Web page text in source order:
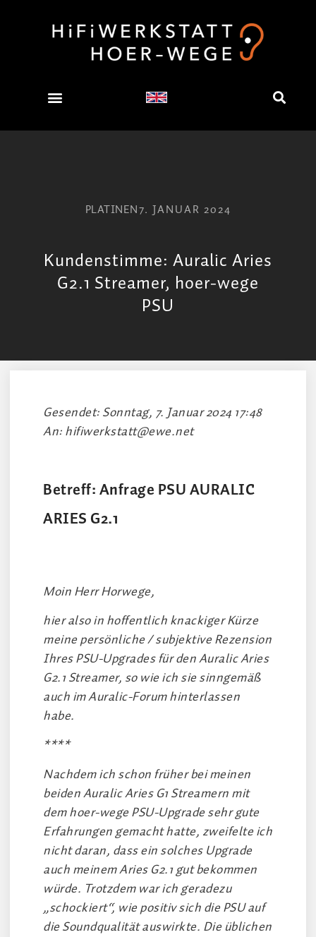
PLATINEN7. JANUAR 2024
Kundenstimme: Auralic Aries
G2.1 Streamer, hoer-wege
PSU
Gesendet: Sonntag, 7. Januar 2024 17:48
An: hifiwerkstatt@ewe.net
Betreff: Anfrage PSU AURALIC
ARIES G2.1
Moin Herr Horwege,
hier also in hoffentlich knackiger Kürze
meine persönliche / subjektive Rezension
Ihres PSU-Upgrades für den Auralic Aries
G2.1 Streamer, so wie ich sie sinngemäß
auch im Auralic-Forum hinterlassen
habe.
****
Nachdem ich schon früher bei meinen
beiden Auralic Aries G1 Streamern mit
dem hoer-wege PSU-Upgrade sehr gute
Erfahrungen gemacht hatte, zweifelte ich
nicht daran, dass ein solches Upgrade
auch meinem Aries G2.1 gut bekommen
würde. Trotzdem war ich geradezu
„schockiert“, wie positiv sich die PSU auf
die Soundqualität auswirkte. Die üblichen